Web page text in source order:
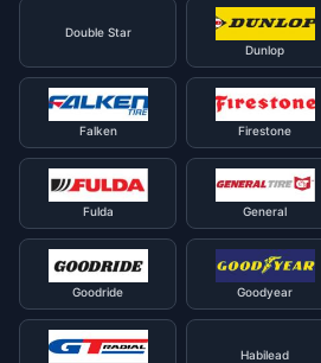
Double Star
Dunlop
Falken Firestone
Fulda General
Goodride Goodyear
Habilead